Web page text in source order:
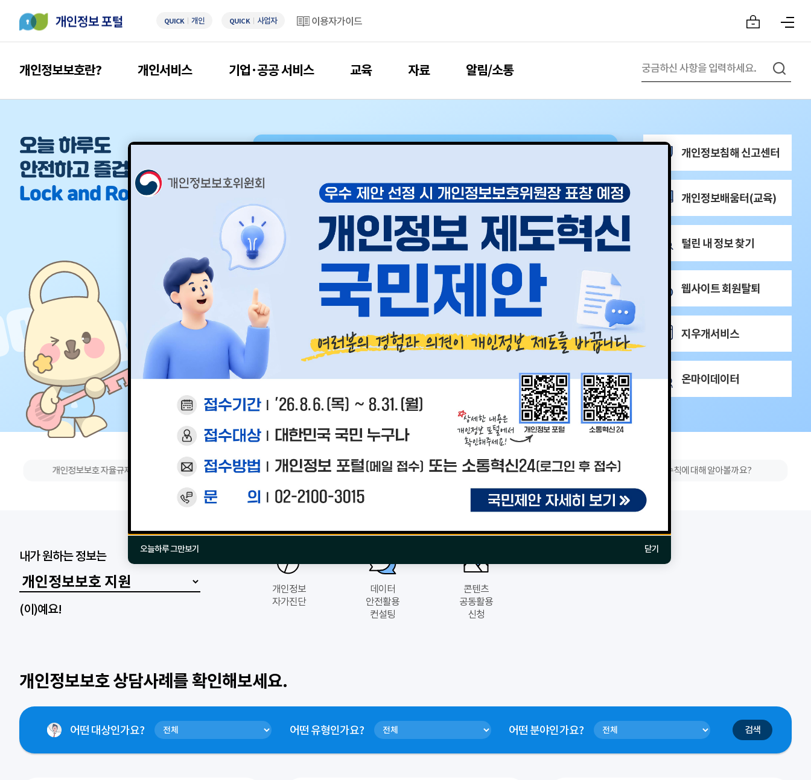
QUICK 개인 QUICK 사업자 이용자가이드
개인정보보호란? 개인서비스 기업·공공 서비스 교육 자료 알림/소통
오늘 하루도
안전하고 즐겁게
Lock and Roll!
3/3
개인정보침해 신고센터
개인정보배움터(교육)
털린 내 정보 찾기
웹사이트 회원탈퇴
지우개서비스
온마이데이터
개인정보보호 자율규제에 대해 알아볼까요? 개인정보와 관련된 다툼이 있나요? 개인정보보호 수칙에 대해 알아볼까요?
내가 원하는 정보는
(이)예요!
개인정보
자가진단
데이터
안전활용
컨설팅
콘텐츠
공동활용
신청
개인정보보호 상담사례를 확인해보세요.
어떤 대상인가요? 어떤 유형인가요? 어떤 분야인가요? 검색
오늘하루 그만보기 닫기